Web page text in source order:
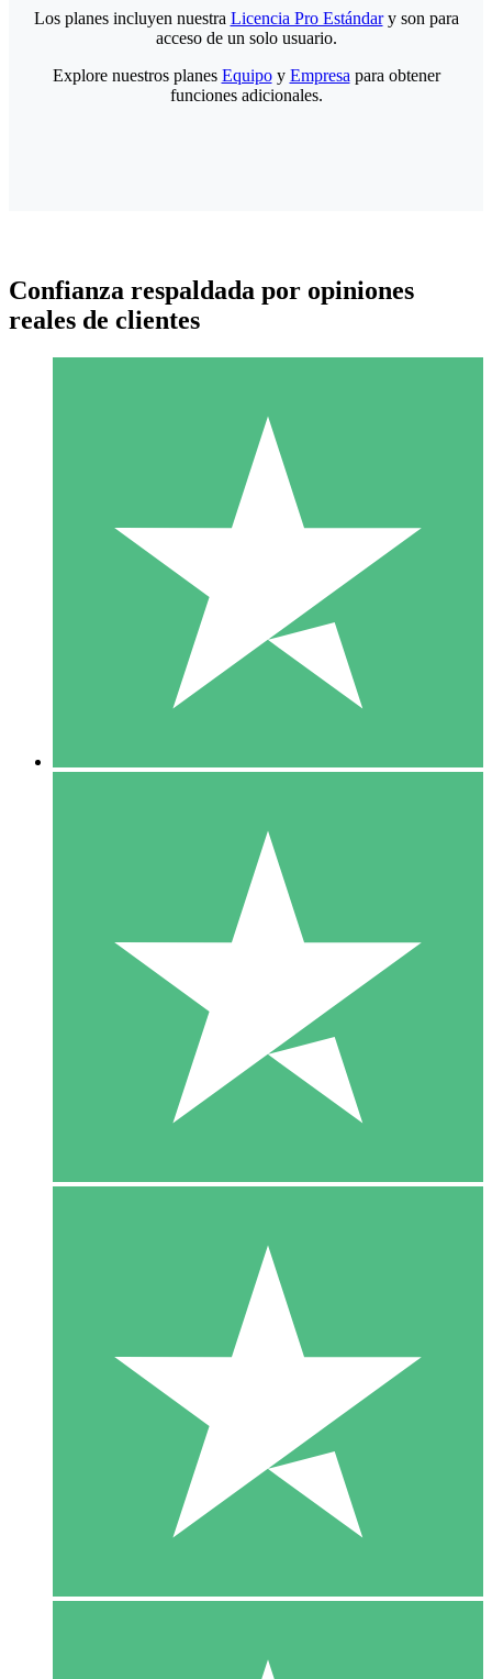
Paquetes de Créditos Individuales
Paga según el uso con créditos de descarga. Sin compromiso
10 00
10 Descargas
20 00
Los planes incluyen nuestra Licencia Pro Estándary son para
acceso de un solo usuario.
Explore nuestros planes Equipoy Empresa para obtener
funciones adicionales.
Confianza respaldada por opiniones
reales de clientes